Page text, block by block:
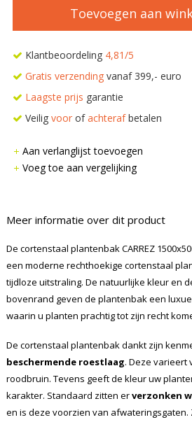
Toevoegen aan
Klantbeoordeling 4,81/5
Gratis verzendingvanaf 399,- euro
Laagste prijs garantie
Veilig voorofachterafbetalen
Aan verlanglijst toevoegen
Voeg toe aan vergelijking
Meer informatie over dit product
De cortenstaal plantenbak CARREZ
een moderne rechthoekige cortenstaal
tijdloze uitstraling. De natuurlijke kleur en
bovenrand geven de plantenbak een
waarin u planten prachtig tot zijn recht
De cortenstaal plantenbak dankt zijn
beschermende roestlaag. Deze varieert
roodbruin. Tevens geeft de kleur uw
karakter. Standaard zitten erverzonken
en is deze voorzien van